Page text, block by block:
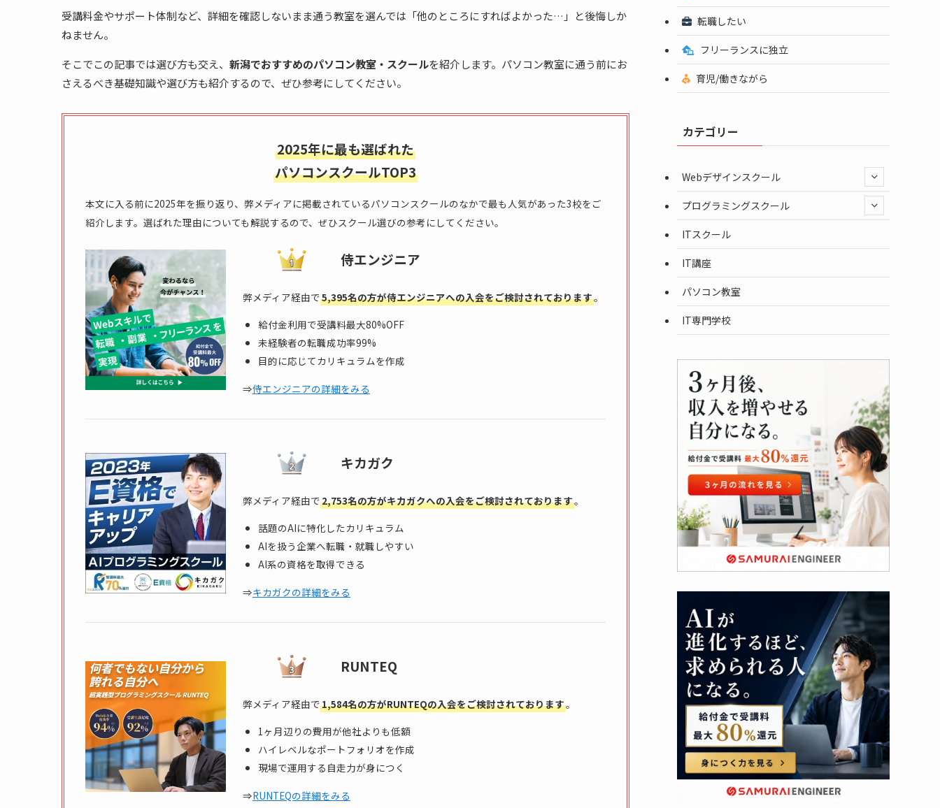
受講料金やサポート体制など、詳細を確認しないまま通う教室を選んでは「他のところにすればよかった…」と後悔しか
ねません。
そこでこの記事では選び方も交え、 新潟でおすすめのパソコン教室・スクールを紹介します。パソコン教室に通う前にお
さえるべき基礎知識や選び方も紹介するので、ぜひ参考にしてください。
2025年に最も選ばれた
パソコンスクールTOP3
本文に入る前に2025年を振り返り、弊メディアに掲載されているパソコンスクールのなかで最も人気があった3校をご
紹介します。選ばれた理由についても解説するので、ぜひスクール選びの参考にしてください。
侍エンジニア
弊メディア経由で5,395名の方が侍エンジニアへの入会をご検討されております。
給付金利用で受講料最大80%OFF
未経験者の転職成功率99%
目的に応じてカリキュラムを作成
⇒侍エンジニアの詳細をみる
キカガク
弊メディア経由で2,753名の方がキカガクへの入会をご検討されております。
話題のAIに特化したカリキュラム
AIを扱う企業へ転職・就職しやすい
AI系の資格を取得できる
⇒キカガクの詳細をみる
RUNTEQ
弊メディア経由で1,584名の方がRUNTEQの入会をご検討されております。
1ヶ月辺りの費用が他社よりも低額
ハイレベルなポートフォリオを作成
現場で運用する自走力が身につく
⇒RUNTEQの詳細をみる
転職したい
フリーランスに独立
育児/働きながら
カテゴリー
Webデザインスクール
プログラミングスクール
ITスクール
IT講座
パソコン教室
IT専門学校